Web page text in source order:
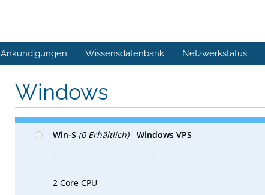
Ankündigungen Wissensdatenbank Netzwerkstatus
Windows
Win-S (0 Erhältlich)- Windows VPS
-----------------------------------
2 Core CPU